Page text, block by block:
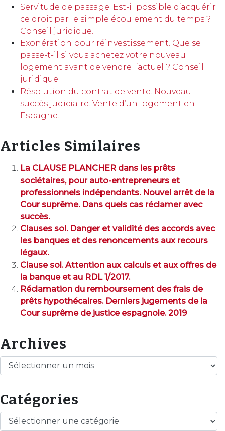
Servitude de passage. Est-il possible d’acquérir
ce droit par le simple écoulement du temps ?
Conseil juridique.
Exonération pour réinvestissement. Que se
passe-t-il si vous achetez votre nouveau
logement avant de vendre l’actuel ? Conseil
juridique.
Résolution du contrat de vente. Nouveau
succès judiciaire. Vente d’un logement en
Espagne.
Articles Similaires
La CLAUSE PLANCHER dans les prêts
sociétaires, pour auto-entrepreneurs et
professionnels indépendants. Nouvel arrêt de la
Cour suprême. Dans quels cas réclamer avec
succès.
Clauses sol. Danger et validité des accords avec
les banques et des renoncements aux recours
légaux.
Clause sol. Attention aux calculs et aux offres de
la banque et au RDL 1/2017.
Réclamation du remboursement des frais de
prêts hypothécaires. Derniers jugements de la
Cour suprême de justice espagnole. 2019
Archives
Archives
Catégories
Catégories